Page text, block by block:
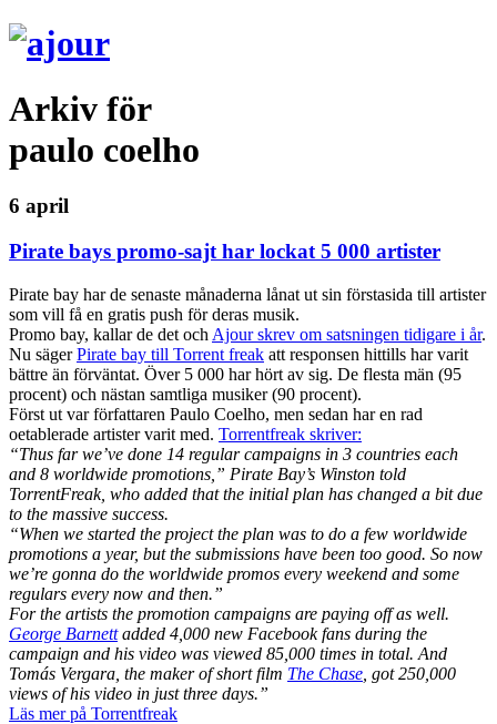
Arkiv för
paulo coelho
6 april
Pirate bays promo-sajt har lockat 5 000 artister
Pirate bay har de senaste månaderna lånat ut sin förstasida till artister
som vill få en gratis push för deras musik.
Promo bay, kallar de det och Ajour skrev om satsningen tidigare i år.
Nu sägerPirate bay till Torrent freak att responsen hittills har varit
bättre än förväntat. Över 5 000 har hört av sig. De flesta män (95
procent) och nästan samtliga musiker (90 procent).
Först ut var författaren Paulo Coelho, men sedan har en rad
oetablerade artister varit med. Torrentfreak skriver:
“Thus far we’ve done 14 regular campaigns in 3 countries each
and 8 worldwide promotions,” Pirate Bay’s Winston told
TorrentFreak, who added that the initial plan has changed a bit due
to the massive success.
“When we started the project the plan was to do a few worldwide
promotions a year, but the submissions have been too good. So now
we’re gonna do the worldwide promos every weekend and some
regulars every now and then.”
For the artists the promotion campaigns are paying off as well.
George Barnettadded 4,000 new Facebook fans during the
campaign and his video was viewed 85,000 times in total. And
Tomás Vergara, the maker of short film The Chase , got 250,000
views of his video in just three days.”
Läs mer på Torrentfreak